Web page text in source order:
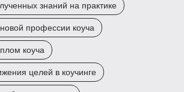
знаний на практике
профессии коуча
коуча
целей в коучинге